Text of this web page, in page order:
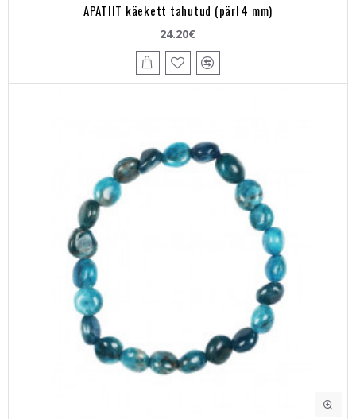
APATIIT käekett tahutud (pärl 4 mm)
24.20€